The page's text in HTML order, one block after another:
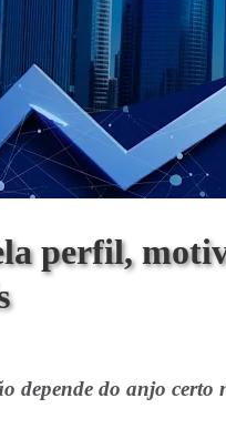
perfil,
depende do anjo certo